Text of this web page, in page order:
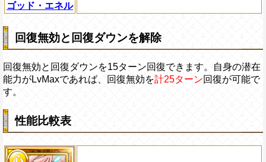
ゴッド・エネル
回復無効と回復ダウンを解除
回復無効と回復ダウンを15ターン回復できます。自身の潜在
能力がLvMaxであれば、回復無効を計25ターン回復が可能で
す。
性能比較表